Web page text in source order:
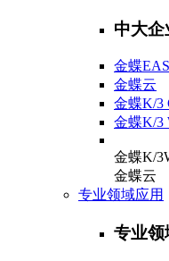
中大企
金蝶EAS
金蝶云
金蝶K/3
金蝶K/3
金蝶K/
金蝶云
专业领域应用
专业领